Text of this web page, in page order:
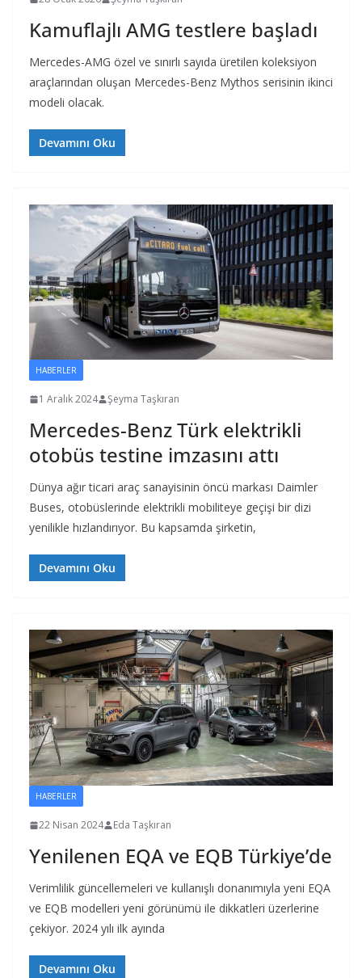
Kamuflajlı AMG testlere başladı
Mercedes-AMG özel ve sınırlı sayıda üretilen koleksiyon
araçlarından oluşan Mercedes-Benz Mythos serisinin ikinci
modeli olacak.
Devamını Oku
HABERLER
1 Aralık 2024 Şeyma Taşkıran
Mercedes-Benz Türk elektrikli
otobüs testine imzasını attı
Dünya ağır ticari araç sanayisinin öncü markası Daimler
Buses, otobüslerinde elektrikli mobiliteye geçişi bir dizi
yenilikle hızlandırıyor. Bu kapsamda şirketin,
Devamını Oku
HABERLER
22 Nisan 2024 Eda Taşkıran
Yenilenen EQA ve EQB Türkiye’de
Verimlilik güncellemeleri ve kullanışlı donanımıyla yeni EQA
ve EQB modelleri yeni görünümü ile dikkatleri üzerlerine
çekiyor. 2024 yılı ilk ayında
Devamını Oku